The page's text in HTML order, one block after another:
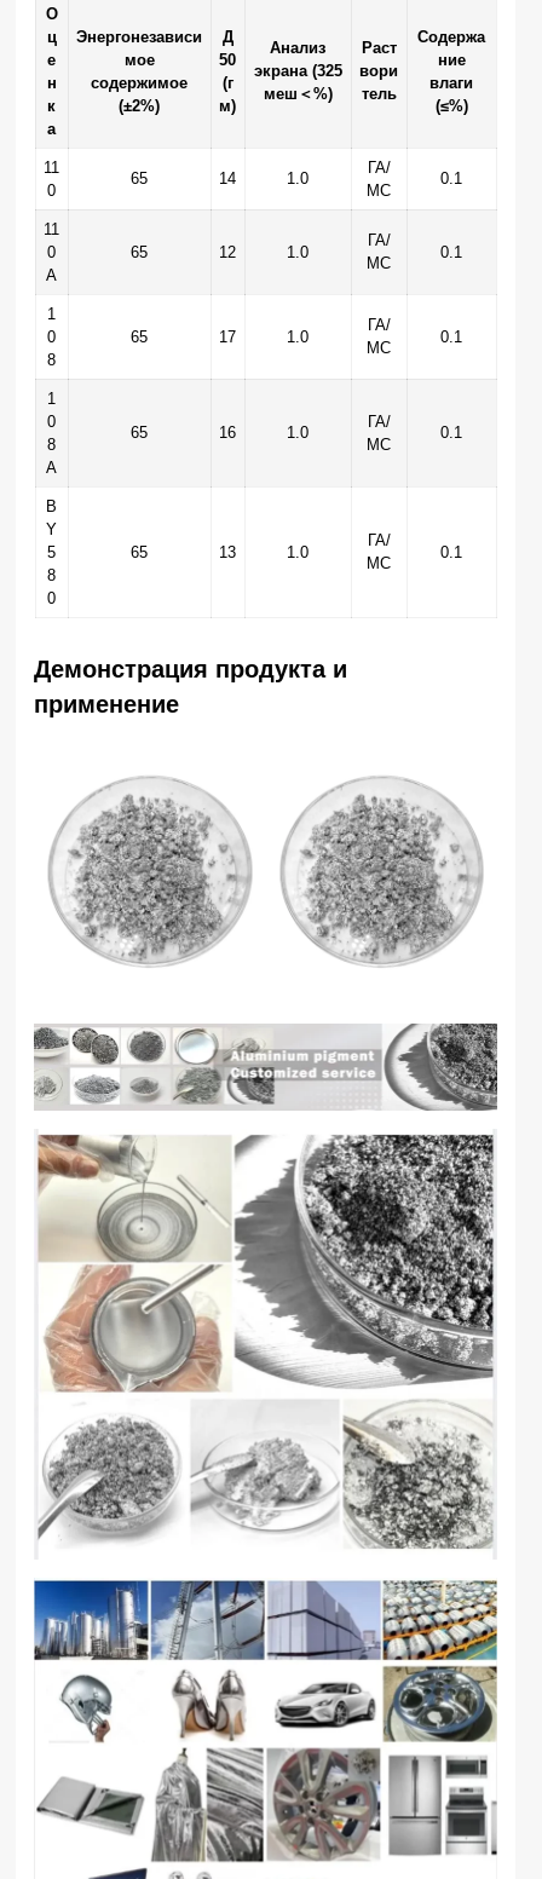
О
ц
е
н
к
а
Энергонезависи
мое
содержимое
(±2%)
Д
50
(г
м)
Анализ
экрана (325
меш＜%)
Раст
вори
тель
Содержа
ние
влаги
(≤%)
11
0
65 14 1.0
ГА/
МС
0.1
11
0
А
65 12 1.0
ГА/
МС
0.1
1
0
8
65 17 1.0
ГА/
МС
0.1
1
0
8
А
65 16 1.0
ГА/
МС
0.1
B
Y
5
8
0
65 13 1.0
ГА/
МС
0.1
Демонстрация продукта и
применение